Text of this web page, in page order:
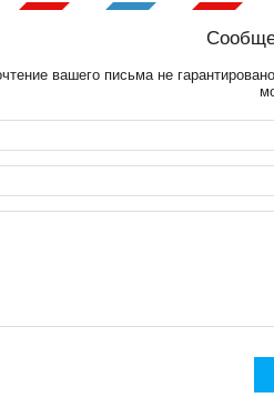
вашего письма не